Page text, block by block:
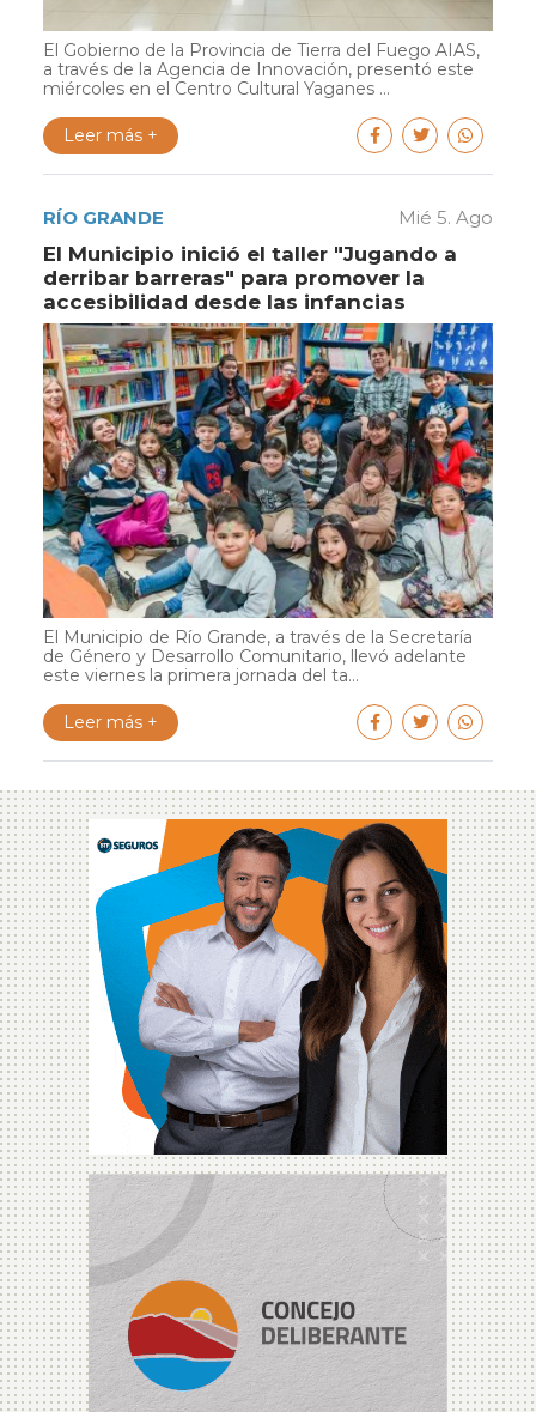
El Gobierno de la Provincia de Tierra del Fuego AIAS,
a través de la Agencia de Innovación, presentó este
miércoles en el Centro Cultural Yaganes ...
Leer más +
RÍO GRANDE Mié 5. Ago
El Municipio inició el taller "Jugando a
derribar barreras" para promover la
accesibilidad desde las infancias
El Municipio de Río Grande, a través de la Secretaría
de Género y Desarrollo Comunitario, llevó adelante
este viernes la primera jornada del ta...
Leer más +